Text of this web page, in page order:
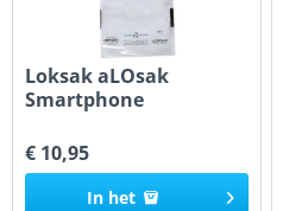
Loksak aLOsak
Smartphone
€ 10,95
In het